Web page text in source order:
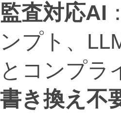
監査対応AI
ンプト、
とコンプラ
書き換え不